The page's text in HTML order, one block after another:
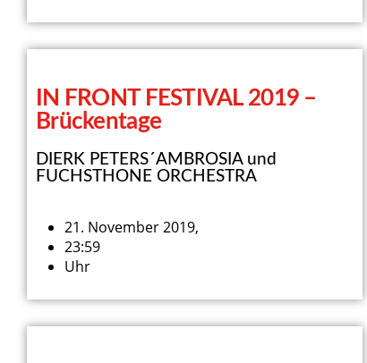
IN FRONT FESTIVAL 2019 –
Brückentage
DIERK PETERS´AMBROSIA und
FUCHSTHONE ORCHESTRA
21. November 2019,
23:59
Uhr